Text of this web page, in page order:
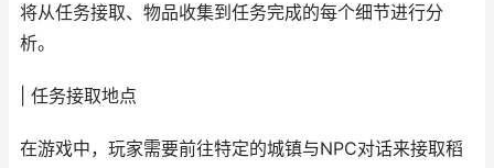
将从任务接取、物品收集到任务完成的每个细节进行分
析。
| 任务接取地点
在游戏中，玩家需要前往特定的城镇与NPC对话来接取稻